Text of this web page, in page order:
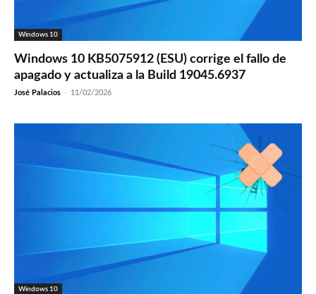
Windows 10
Windows 10 KB5075912 (ESU) corrige el fallo de
apagado y actualiza a la Build 19045.6937
José Palacios - 11/02/2026
Windows 10